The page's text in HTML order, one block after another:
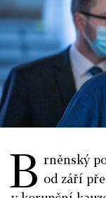
B rněnský
od září